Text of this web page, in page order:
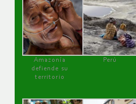
Amazonía
defiende su
territorio
Perú